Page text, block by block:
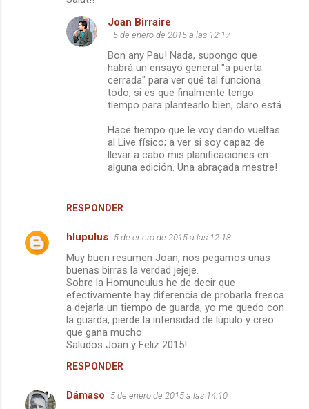
RESPONDER
Joan Birraire
5 de enero de 2015 a las 12:17
Bon any Pau! Nada, supongo que
habrá un ensayo general "a puerta
cerrada" para ver qué tal funciona
todo, si es que finalmente tengo
tiempo para plantearlo bien, claro está.
Hace tiempo que le voy dando vueltas
al Live físico; a ver si soy capaz de
llevar a cabo mis planificaciones en
alguna edición. Una abraçada mestre!
hlupulus 5 de enero de 2015 a las 12:18
Muy buen resumen Joan, nos pegamos unas
buenas birras la verdad jejeje.
Sobre la Homunculus he de decir que
efectivamente hay diferencia de probarla fresca
a dejarla un tiempo de guarda, yo me quedo con
la guarda, pierde la intensidad de lúpulo y creo
que gana mucho.
Saludos Joan y Feliz 2015!
RESPONDER
Dámaso 5 de enero de 2015 a las 14:10